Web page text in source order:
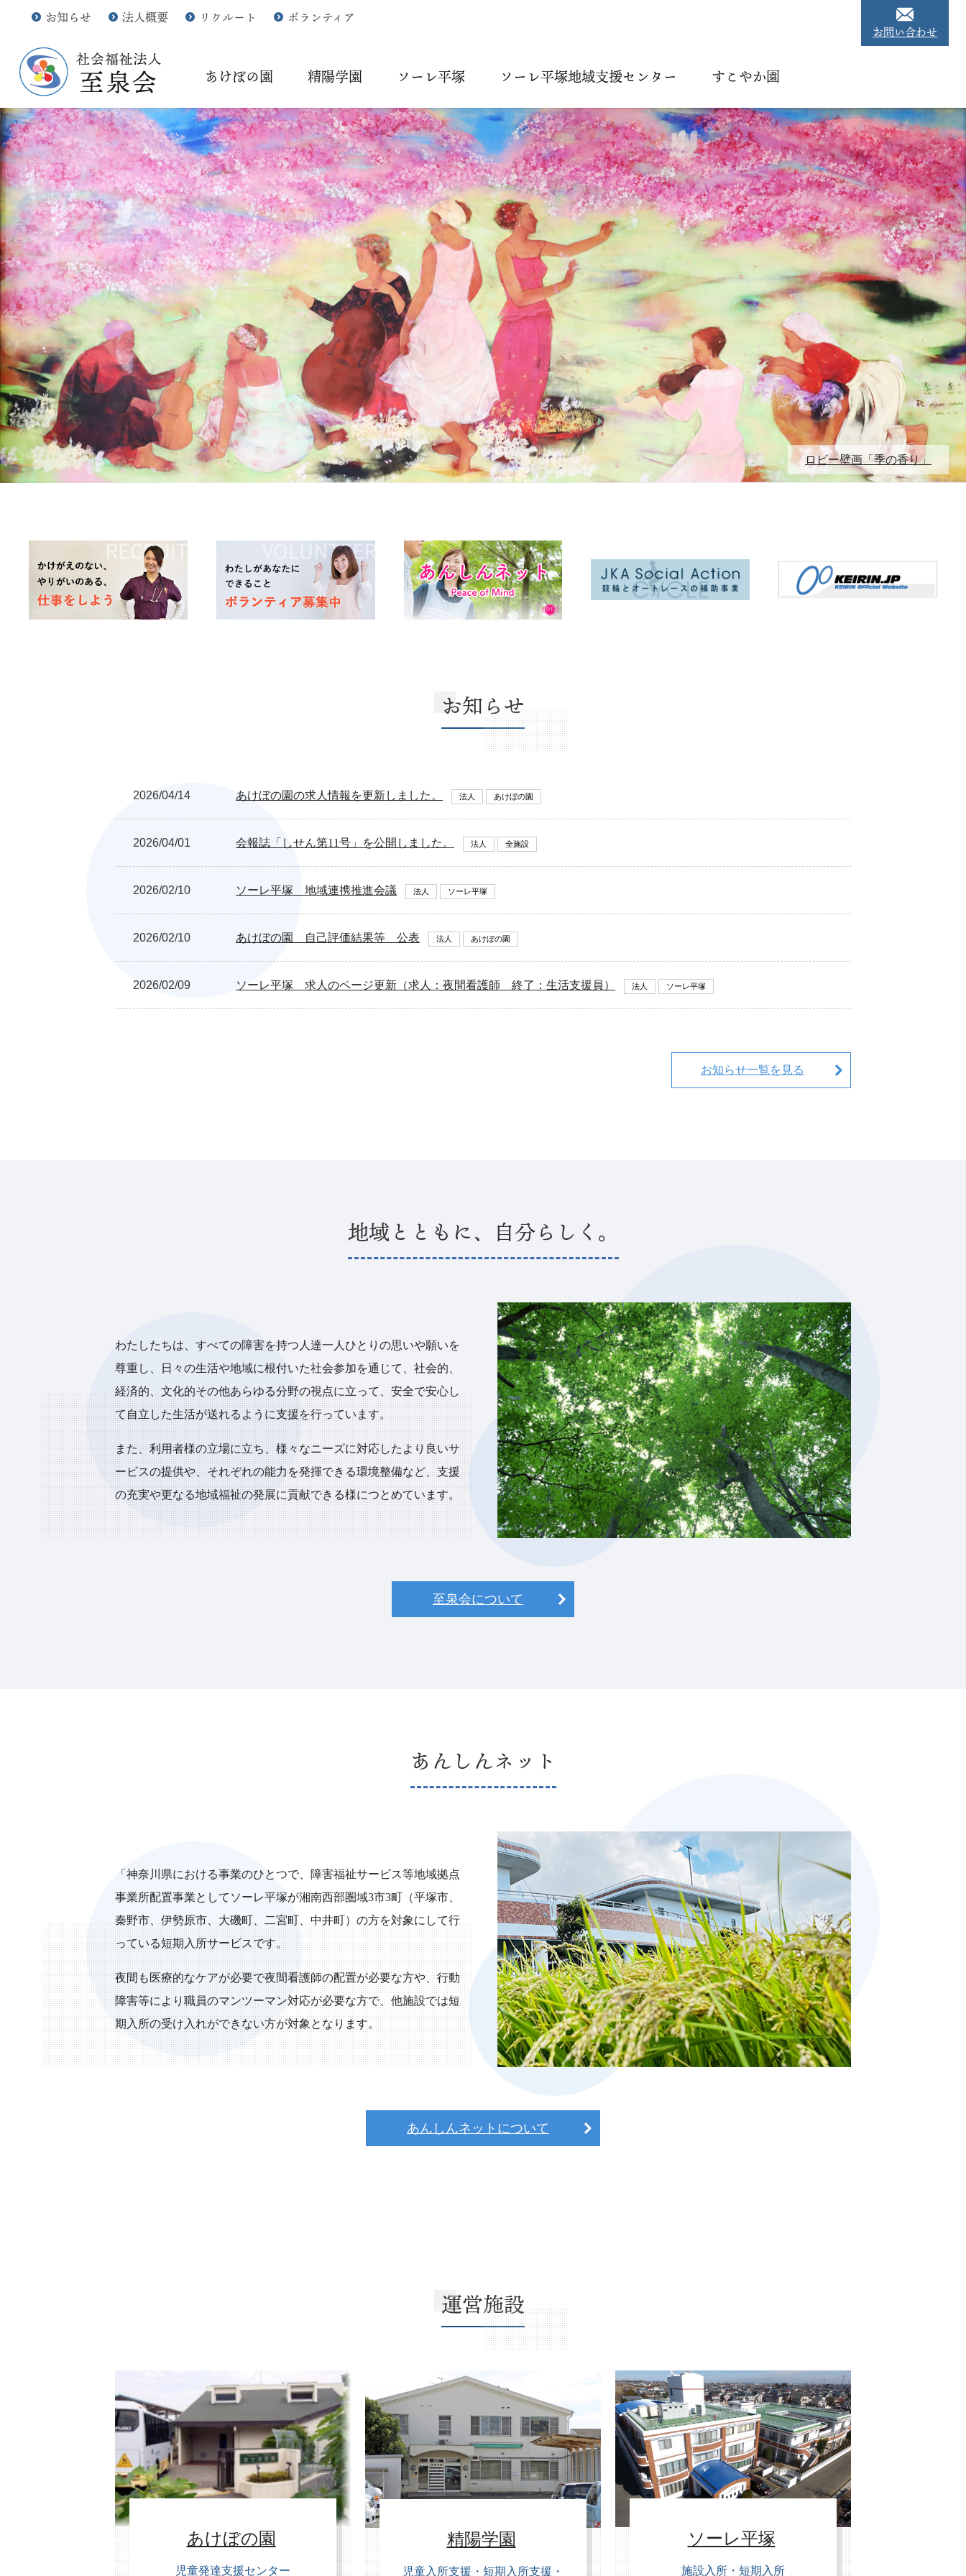
お知らせ 法人概要 リクルート ボランティア
お問い合わせ
あけぼの園 精陽学園 ソーレ平塚 ソーレ平塚地域支援センター すこやか園
ロビー壁画「季の香り」
お知らせ
2026/04/14 あけぼの園の求人情報を更新しました。 法人 あけぼの園
2026/04/01 会報誌「しせん第11号」を公開しました。 法人 全施設
2026/02/10 ソーレ平塚 地域連携推進会議 法人 ソーレ平塚
2026/02/10 あけぼの園 自己評価結果等 公表 法人 あけぼの園
2026/02/09 ソーレ平塚 求人のページ更新（求人：夜間看護師 終了：生活支援員） 法人 ソーレ平塚
お知らせ一覧を見る
地域とともに、自分らしく。
わたしたちは、すべての障害を持つ人達一人ひとりの思いや願いを
尊重し、日々の生活や地域に根付いた社会参加を通じて、社会的、
経済的、文化的その他あらゆる分野の視点に立って、安全で安心し
て自立した生活が送れるように支援を行っています。
また、利用者様の立場に立ち、様々なニーズに対応したより良いサ
ービスの提供や、それぞれの能力を発揮できる環境整備など、支援
の充実や更なる地域福祉の発展に貢献できる様につとめています。
至泉会について
あんしんネット
「神奈川県における事業のひとつで、障害福祉サービス等地域拠点
事業所配置事業としてソーレ平塚が湘南西部圏域3市3町（平塚市、
秦野市、伊勢原市、大磯町、二宮町、中井町）の方を対象にして行
っている短期入所サービスです。
夜間も医療的なケアが必要で夜間看護師の配置が必要な方や、行動
障害等により職員のマンツーマン対応が必要な方で、他施設では短
期入所の受け入れができない方が対象となります。
あんしんネットについて
運営施設
あけぼの園
児童発達支援センター
精陽学園
児童入所支援・短期入所支援・
ソーレ平塚
施設入所・短期入所